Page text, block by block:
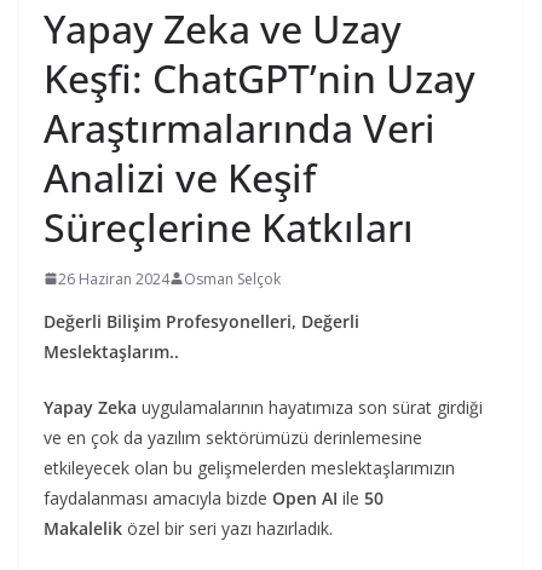
Yapay Zeka ve Uzay
Keşfi: ChatGPT’nin Uzay
Araştırmalarında Veri
Analizi ve Keşif
Süreçlerine Katkıları
26 Haziran 2024 Osman Selçok
Değerli Bilişim Profesyonelleri, Değerli
Meslektaşlarım..
Yapay Zeka uygulamalarının hayatımıza son sürat girdiği
ve en çok da yazılım sektörümüzü derinlemesine
etkileyecek olan bu gelişmelerden meslektaşlarımızın
faydalanması amacıyla bizde Open AI ile 50
Makalelik özel bir seri yazı hazırladık.